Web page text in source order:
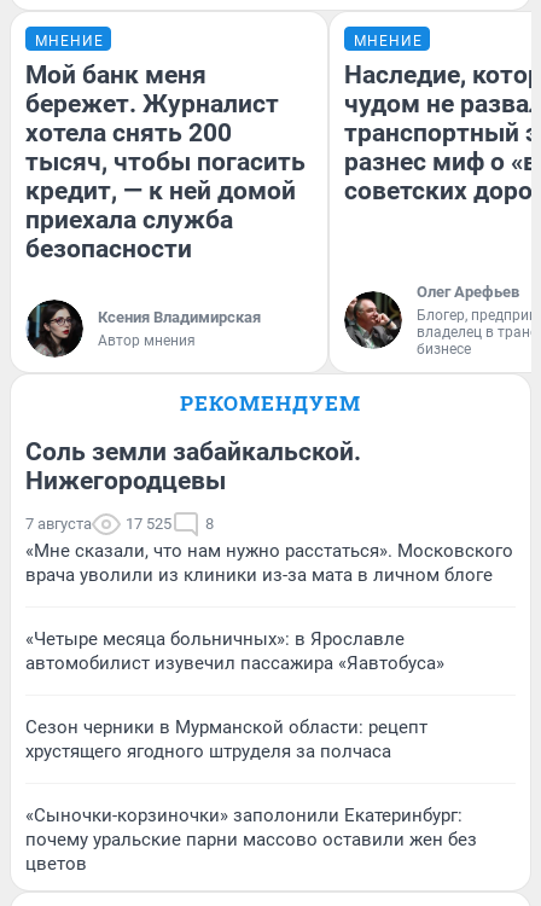
МНЕНИЕ
Мой банк меня
бережет. Журналист
хотела снять 200
тысяч, чтобы погасить
кредит, — к ней домой
приехала служба
безопасности
Ксения Владимирская
Автор мнения
МНЕНИЕ
Наследие,
чудом не
транспортный
разнес миф о
советских
Олег Арефьев
Блогер,
владелец в
бизнесе
РЕКОМЕНДУЕМ
Соль земли забайкальской.
Нижегородцевы
7 августа 17 525 8
«Мне сказали, что нам нужно расстаться». Московского
врача уволили из клиники из-за мата в личном блоге
«Четыре месяца больничных»: в Ярославле
автомобилист изувечил пассажира «Яавтобуса»
Сезон черники в Мурманской области: рецепт
хрустящего ягодного штруделя за полчаса
«Сыночки-корзиночки» заполонили Екатеринбург:
почему уральские парни массово оставили жен без
цветов